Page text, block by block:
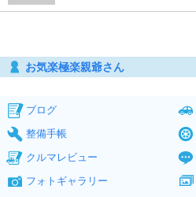
お気楽極楽親爺さん
ブログ
整備手帳
クルマレビュー
フォトギャラリー